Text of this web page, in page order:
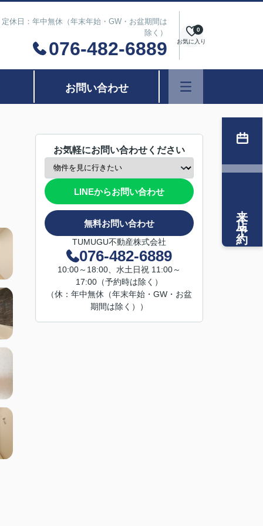
休日：年中無休（年末年始・GW・お盆期間は
除く）
076-482-6889 お気に入り
0
お問い合わせ
お気軽にお問い合わせください
LINEからお問い合わせ
無料お問い合わせ
TUMUGU不動産株式会社
076-482-6889
10:00～18:00、水土日祝 11:00～
17:00（予約時は除く）
（休：年中無休（年末年始・GW・お盆
期間は除く））
来店予約